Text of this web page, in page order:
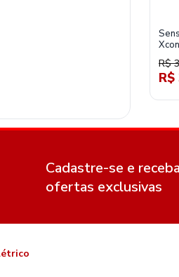
R$
Cadastre-se e receba
ofertas exclusivas